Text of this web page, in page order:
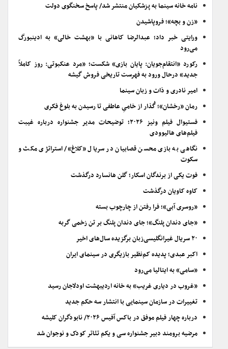
نامه خانه سینما به پزشکیان منتشر شد/ پاسخ سخنگوی دولت
«زن و بچه»؛ فروپاشیدن
ورایتی خبر داد؛ عبدالرضا کاهانی با «بهشت خالی» به ادینبورگ
می‌رود
رکورد «انتقام‌جویان: پایان بازی» شکست؛ «مرد عنکبوتی: روز کاملاً
جدید» درحال ورود به فهرست تاریخی فروش گیشه
امیر نادری و ذات و زبان سینما
رمان «رخشان»؛ گُذار از خامیِ عاطفی تا رسیدن به بلوغ فکری
فستیوال فیلم ونیز ۲۰۲۶؛ توضیحات مدیر جشنواره درباره غیبت
فیلم‌های هالیوودی
نگاهی به بازی محسن قصابیان در سریال «کلاغ»/ استراتژی مکث و
سکوت
فوت یکی از برندگان اسکار؛ گلن هانسارد درگذشت
کاوه کاویان درگذشت
«روسری آبی»؛ فرا رفتن از چارچوب بسته
«جای دندان پلنگ»؛ جای دندان پلنگ بر تن زخمی گربه
۲۰ سریال غیرانگلیسی‌زبان برگزیده سال‌های اخیر
اکبر عبدی؛ پدیده کم‌نظیر بازیگری در سینمای ایران
«سامی» به ایتالیا می‌رود
«غروب در دیاری غریب» به خانه اردیبهشت اودلاجان رسید
تغییرات در سازمان سینمایی با انتشار سه حکم جدید
درباره چهار فیلم موفق در باکس آفیس ۲۰۲۶/ نابودگران کلیشه
مرضیه برومند دبیر جشنواره سی و یکم تئاتر کودک و نوجوان شد